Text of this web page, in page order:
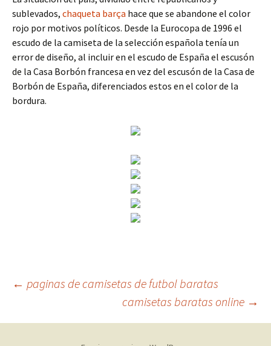
sublevados, chaqueta barça hace que se abandone el color
rojo por motivos políticos. Desde la Eurocopa de 1996 el
escudo de la camiseta de la selección española tenía un
error de diseño, al incluir en el escudo de España el escusón
de la Casa Borbón francesa en vez del escusón de la Casa de
Borbón de España, diferenciados estos en el color de la
bordura.
Navegación
de
← paginas de camisetas de futbol baratas
camisetas baratas online →